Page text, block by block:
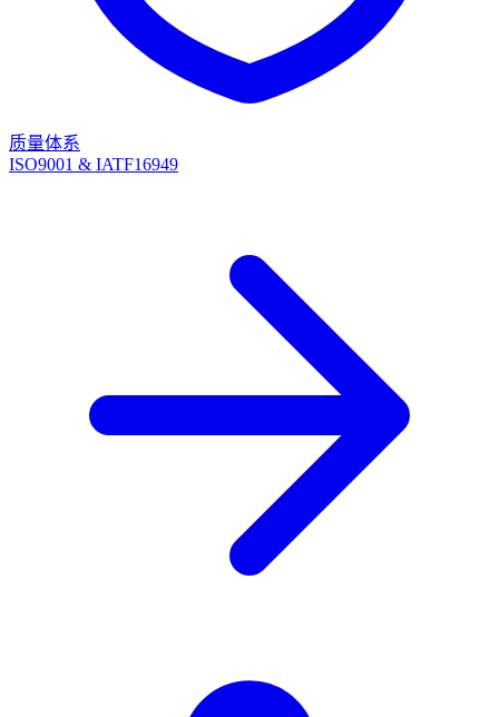
质量体系
ISO9001 & IATF16949